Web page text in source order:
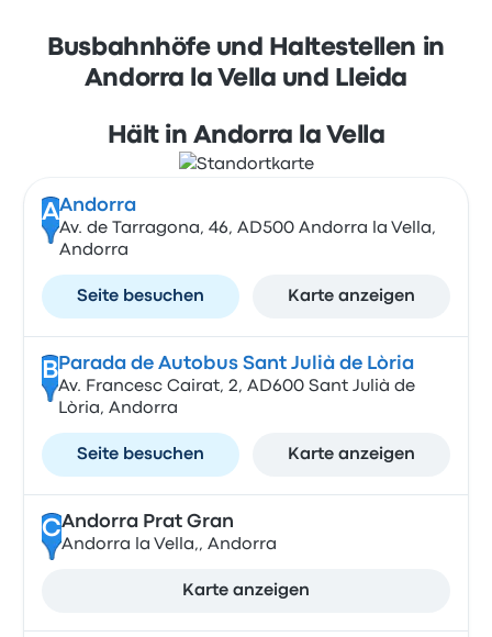
Busbahnhöfe und Haltestellen in
Andorra la Vella und Lleida
Hält in Andorra la Vella
AAndorra
Av. de Tarragona, 46, AD500 Andorra la Vella,
Andorra
Seite besuchen Karte anzeigen
B Parada de Autobus Sant Julià de Lòria
Av. Francesc Cairat, 2, AD600 Sant Julià de
Lòria, Andorra
Seite besuchen Karte anzeigen
CAndorra Prat Gran
Andorra la Vella,, Andorra
Karte anzeigen